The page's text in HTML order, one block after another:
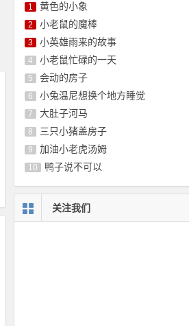
1 黄色的小象
2 小老鼠的魔棒
3 小英雄雨来的故事
4 小老鼠忙碌的一天
5 会动的房子
6 小兔温尼想换个地方睡觉
7 大肚子河马
8 三只小猪盖房子
9 加油小老虎汤姆
10 鸭子说不可以
关注我们